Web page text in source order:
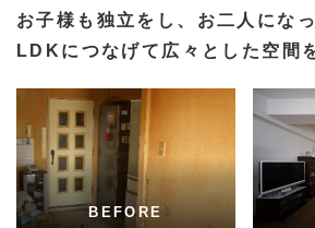
お子様も独立をし、お二人にな
LDKにつなげて広々とした空間
BEFORE